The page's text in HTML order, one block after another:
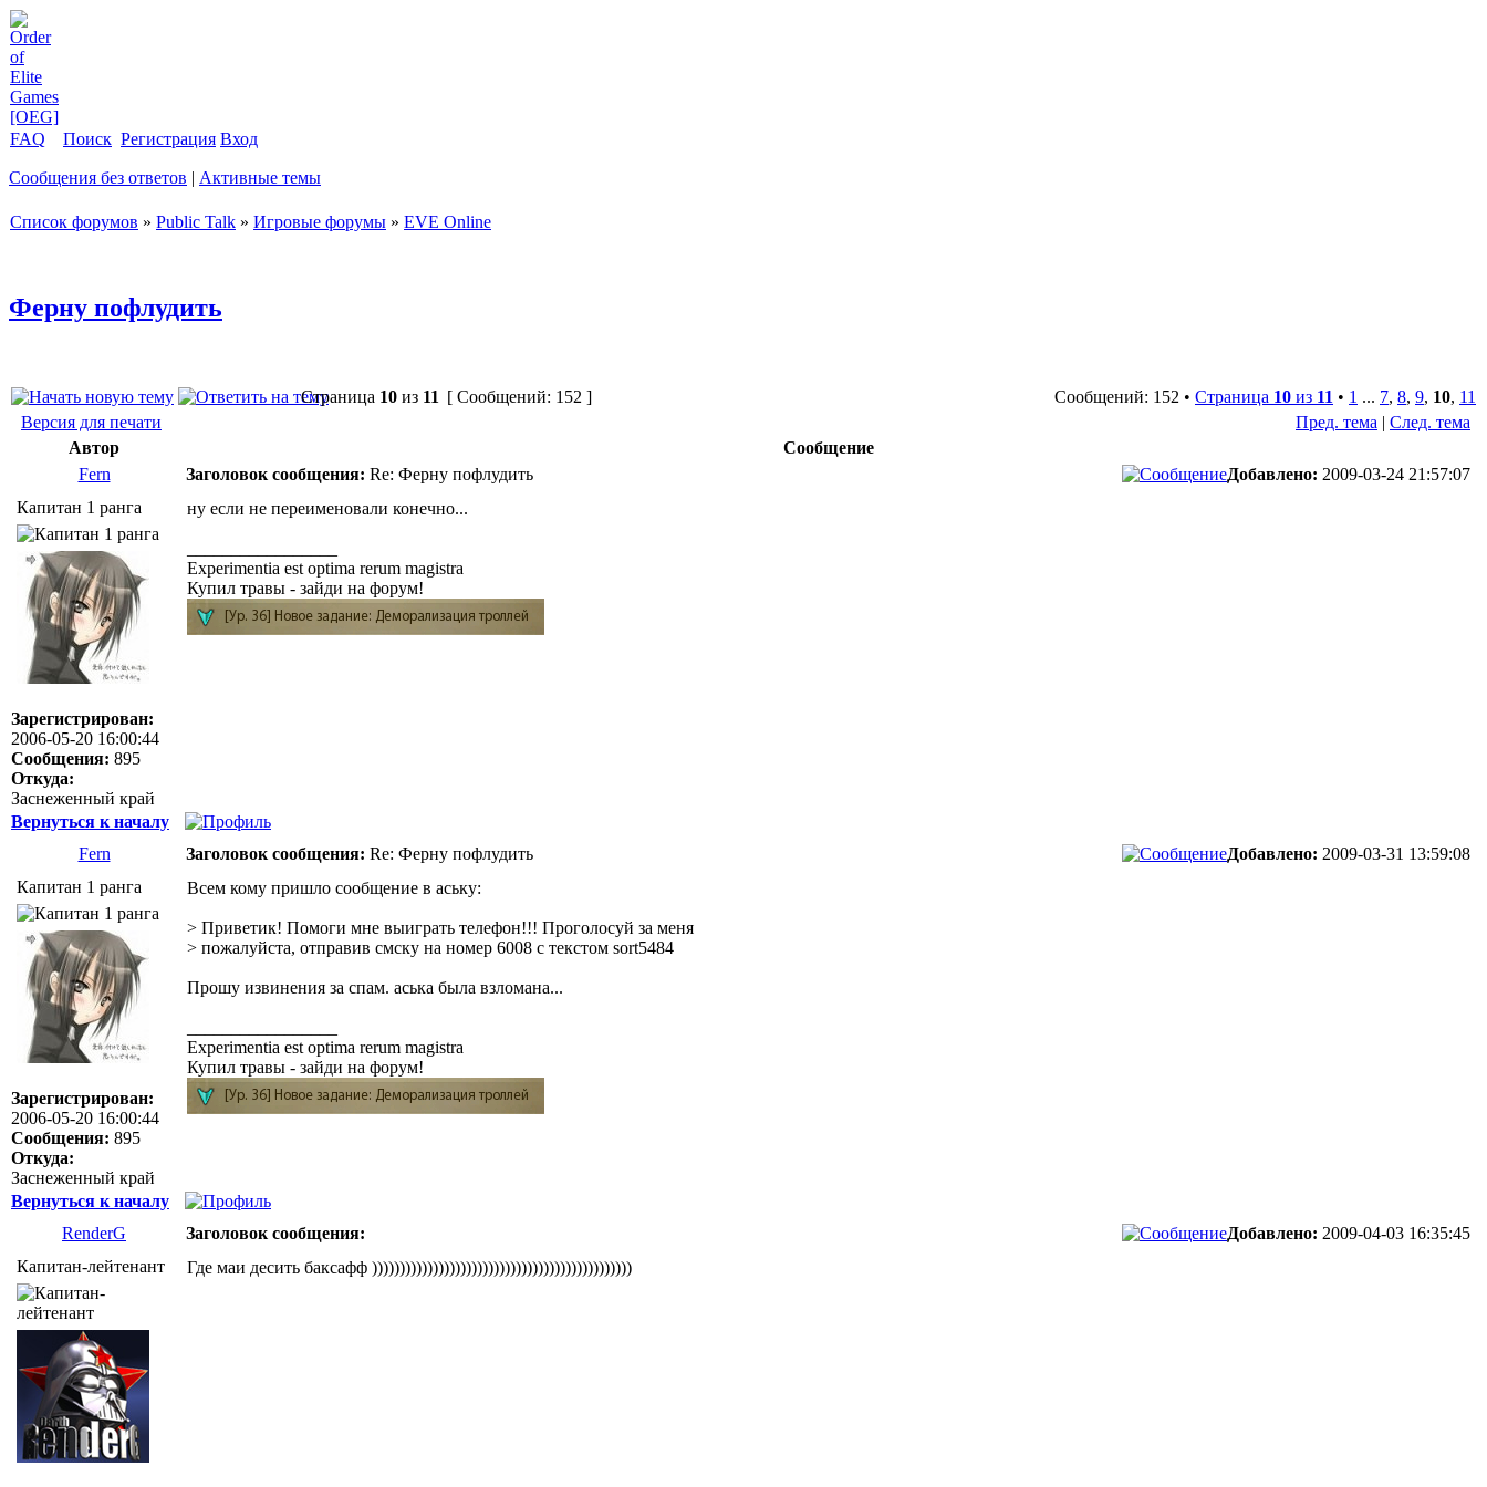
FAQ Поиск Регистрация Вход
Сообщения без ответов | Активные темы
Список форумов » Public Talk » Игровые форумы » EVE Online
Ферну пофлудить
Страница 10 из 11 [ Сообщений: 152 ] Сообщений: 152 • Страница 10 из 11 • 1 ... 7, 8, 9, 10, 11
Версия для печати
Пред. тема | След. тема
Автор
Сообщение
Fern
Заголовок сообщения: Re: Ферну пофлудить Добавлено: 2009-03-24 21:57:07
Капитан 1 ранга
Зарегистрирован:
2006-05-20 16:00:44
Сообщения: 895
Откуда:
Заснеженный край
ну если не переименовали конечно...
Experimentia est optima rerum magistra
Купил травы - зайди на форум!
Вернуться к началу
Fern
Заголовок сообщения: Re: Ферну пофлудить Добавлено: 2009-03-31 13:59:08
Капитан 1 ранга
Зарегистрирован:
2006-05-20 16:00:44
Сообщения: 895
Откуда:
Заснеженный край
Всем кому пришло сообщение в аську:
> Приветик! Помоги мне выиграть телефон!!! Проголосуй за меня
> пожалуйста, отправив смску на номер 6008 с текстом sort5484
Прошу извинения за спам. аська была взломана...
Experimentia est optima rerum magistra
Купил травы - зайди на форум!
Вернуться к началу
RenderG
Заголовок сообщения: Добавлено: 2009-04-03 16:35:45
Капитан-лейтенант
Где маи десить баксафф )))))))))))))))))))))))))))))))))))))))))))))))